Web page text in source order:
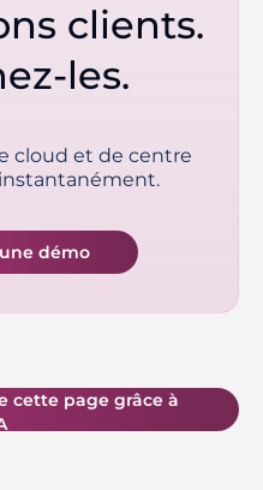
clients.
les.
cloud et de centre
démo
cette page grâce à